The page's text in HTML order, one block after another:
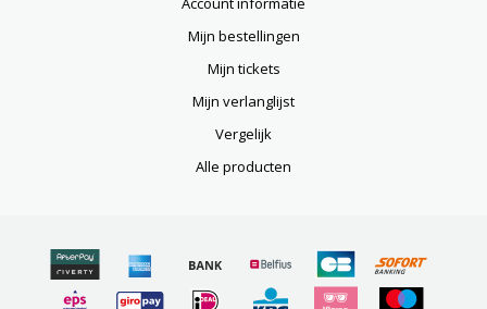
Mijn bestellingen
Mijn tickets
Mijn verlanglijst
Vergelijk
Alle producten